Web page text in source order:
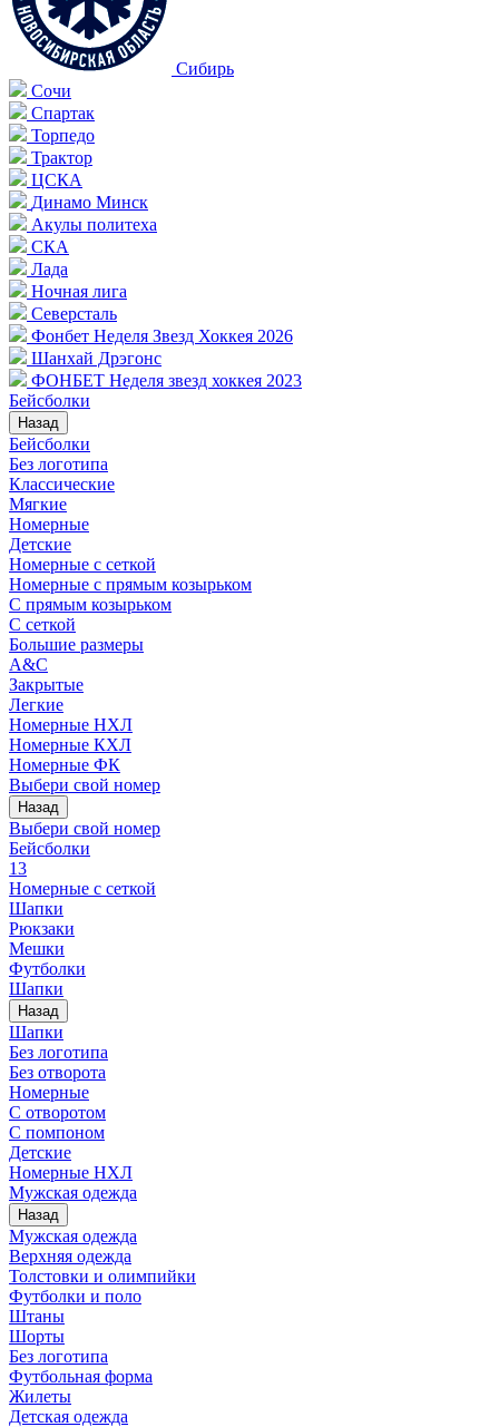
Сибирь
Сочи
Спартак
Торпедо
Трактор
ЦСКА
Динамо Минск
Акулы политеха
СКА
Лада
Ночная лига
Северсталь
Фонбет Неделя Звезд Хоккея 2026
Шанхай Дрэгонс
ФОНБЕТ Неделя звезд хоккея 2023
Бейсболки
Назад
Бейсболки
Без логотипа
Классические
Мягкие
Номерные
Детские
Номерные с сеткой
Номерные с прямым козырьком
С прямым козырьком
С сеткой
Большие размеры
A&C
Закрытые
Легкие
Номерные НХЛ
Номерные КХЛ
Номерные ФК
Выбери свой номер
Назад
Выбери свой номер
Бейсболки
13
Номерные с сеткой
Шапки
Рюкзаки
Мешки
Футболки
Шапки
Назад
Шапки
Без логотипа
Без отворота
Номерные
С отворотом
С помпоном
Детские
Номерные НХЛ
Мужская одежда
Назад
Мужская одежда
Верхняя одежда
Толстовки и олимпийки
Футболки и поло
Штаны
Шорты
Без логотипа
Футбольная форма
Жилеты
Детская одежда